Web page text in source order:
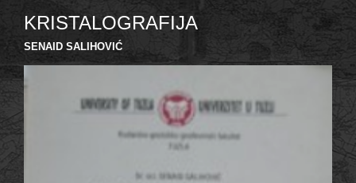
KRISTALOGRAFIJA
SENAID SALIHOVIĆ